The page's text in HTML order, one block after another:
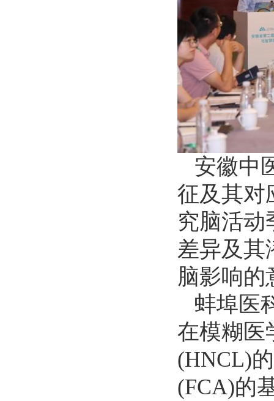
安徽中
征及其对
究脑活动
差异及其
脑影响的
蚌埠医
在模糊医
(HNCL)
(FCA)的